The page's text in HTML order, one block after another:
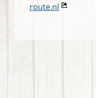
route.nl
Opent